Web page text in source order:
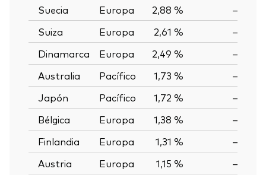
Suecia
Europa 2,88 %
—
Suiza
Europa 2,61 %
—
Dinamarca
Europa 2,49 %
—
Australia
Pacífico 1,73 %
—
Japón
Pacífico 1,72 %
—
Bélgica
Europa 1,38 %
—
Finlandia
Europa 1,31 %
—
Austria
Europa 1,15 % —